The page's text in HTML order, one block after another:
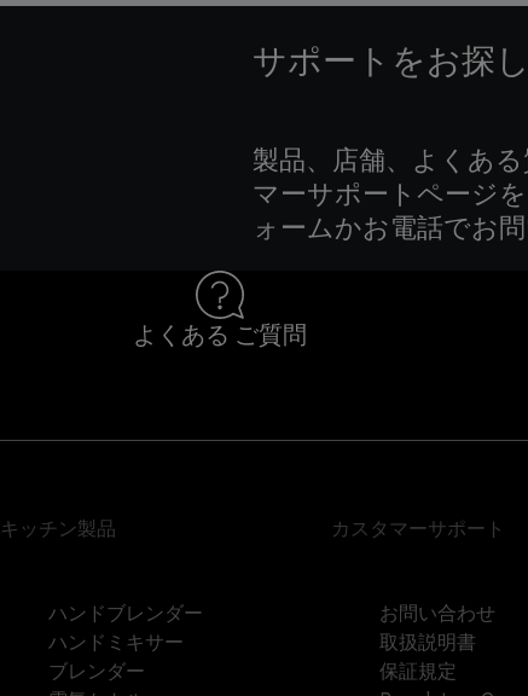
サポートをお探し
製品、店舗、よくあ
マーサポートページ
ォームかお電話でお
よくある ご質問
キッチン製品
ハンドブレンダー
ハンドミキサー
ブレンダー
カスタマーサポート
お問い合わせ
取扱説明書
保証規定